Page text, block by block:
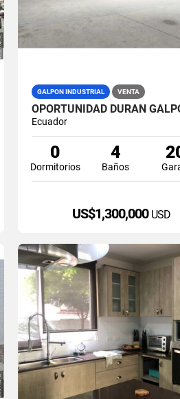
GALPON INDUSTRIAL VENTA
Ecuador
0
Dormitorios
4
Baños
US$1,300,000 USD